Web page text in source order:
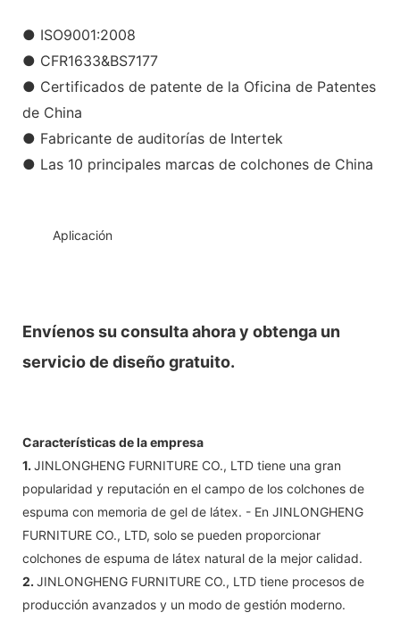
● ISO9001:2008
● CFR1633&BS7177
● Certificados de patente de la Oficina de Patentes
de China
● Fabricante de auditorías de Intertek
● Las 10 principales marcas de colchones de China
Aplicación
Envíenos su consulta ahora y obtenga un
servicio de diseño gratuito.
Características de la empresa
1. JINLONGHENG FURNITURE CO., LTD tiene una gran
popularidad y reputación en el campo de los colchones de
espuma con memoria de gel de látex. - En JINLONGHENG
FURNITURE CO., LTD, solo se pueden proporcionar
colchones de espuma de látex natural de la mejor calidad.
2. JINLONGHENG FURNITURE CO., LTD tiene procesos de
producción avanzados y un modo de gestión moderno.